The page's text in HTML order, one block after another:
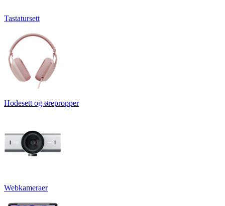
Tastatursett
Hodesett og ørepropper
Webkameraer